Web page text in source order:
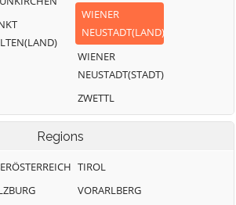
WIENER
NEUSTADT(LAND)
WIENER
NEUSTADT(STADT)
ZWETTL
Regions
TIROL
VORARLBERG